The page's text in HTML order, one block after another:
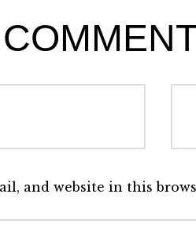
and website in this